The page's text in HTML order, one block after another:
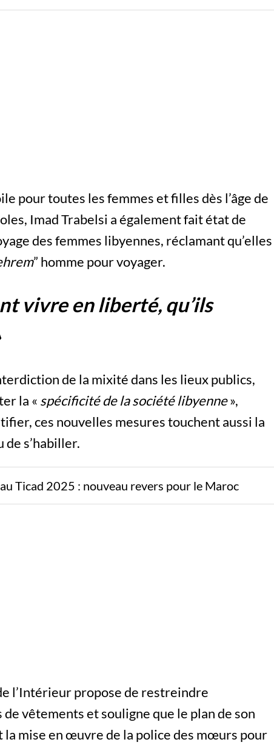
pour toutes les femmes et filles dès l’âge de
Imad Trabelsi a également fait état de
des femmes libyennes, réclamant qu’elles
” homme pour voyager.
vivre en liberté, qu’ils
de la mixité dans les lieux publics,
la « spécificité de la société libyenne»,
ces nouvelles mesures touchent aussi la
de s’habiller.
Ticad 2025 : nouveau revers pour le Maroc
l’Intérieur propose de restreindre
vêtements et souligne que le plan de son
mise en œuvre de la police des mœurs pour